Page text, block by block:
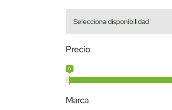
Precio
0
Marca